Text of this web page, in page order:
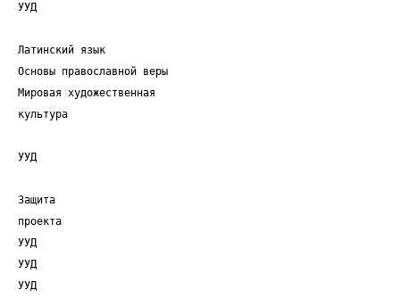
УУД
Латинский язык
Основы православной веры
Мировая художественная
культура
УУД
Защита
проекта
УУД
УУД
УУД